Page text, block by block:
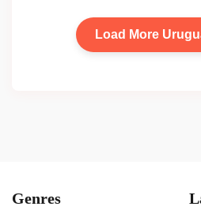
Load More
Genres